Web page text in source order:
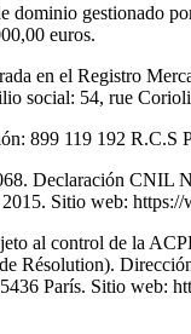
dominio gestionado
euros.
en el Registro
social: 54, rue
899 119 192 R.C.S
Declaración CNIL
Sitio web:
al control de la
Résolution).
París. Sitio web: